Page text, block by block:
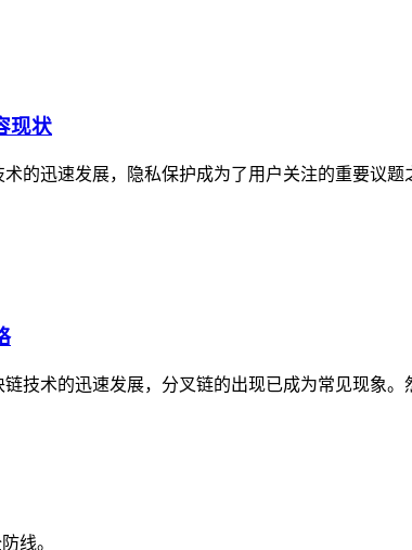
现状
的迅速发展，隐私保护成为了用户关注的重要议
技术的迅速发展，分叉链的出现已成为常见现象
线。